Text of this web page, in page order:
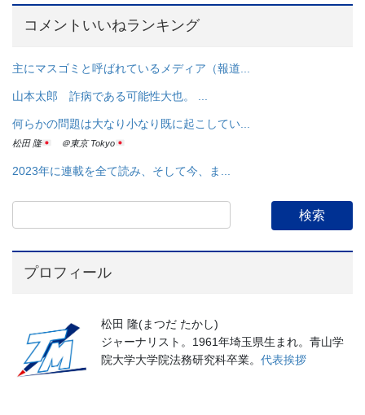
コメントいいねランキング
主にマスゴミと呼ばれているメディア（報道...
山本太郎 詐病である可能性大也。 ...
何らかの問題は大なり小なり既に起こしてい...
松田 隆 ＠東京 Tokyo
2023年に連載を全て読み、そして今、ま...
プロフィール
松田 隆(まつだ たかし)
ジャーナリスト。1961年埼玉県生まれ。青山学
院大学大学院法務研究科卒業。 代表挨拶